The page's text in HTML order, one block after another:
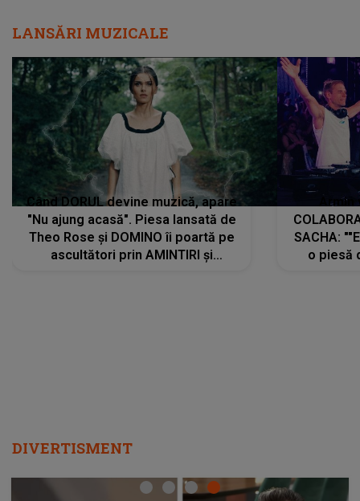
LANSĂRI MUZICALE
Când DORUL devine muzică, apare
"Nu ajung acasă". Piesa lansată de
Theo Rose și DOMINO îi poartă pe
ascultători prin AMINTIRI și
SACHA:
o piesă
DIVERTISMENT